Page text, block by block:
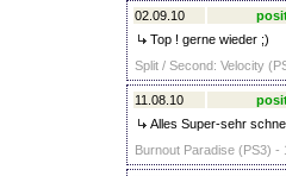
02.09.10
Top ! gerne wieder ;)
Split / Second: Velocity
11.08.10
Alles Super-sehr
Burnout Paradise (PS3) -